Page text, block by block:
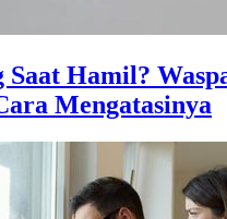
Saat Hamil?
Mengatasinya